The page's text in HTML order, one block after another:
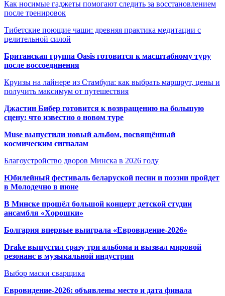
Как носимые гаджеты помогают следить за восстановлением
после тренировок
Тибетские поющие чаши: древняя практика медитации с
целительной силой
Британская группа Oasis готовится к масштабному туру
после воссоединения
Круизы на лайнере из Стамбула: как выбрать маршрут, цены и
получить максимум от путешествия
Джастин Бибер готовится к возвращению на большую
сцену: что известно о новом туре
Muse выпустили новый альбом, посвящённый
космическим сигналам
Благоустройство дворов Минска в 2026 году
Юбилейный фестиваль беларуской песни и поэзии пройдет
в Молодечно в июне
В Минске прошёл большой концерт детской студии
ансамбля «Хорошки»
Болгария впервые выиграла «Евровидение-2026»
Drake выпустил сразу три альбома и вызвал мировой
резонанс в музыкальной индустрии
Выбор маски сварщика
Евровидение-2026: объявлены место и дата финала